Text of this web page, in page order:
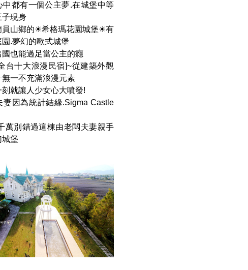
中都有一個公主夢.在城堡中等
子現身
員山鄉的☀希格瑪花園城堡☀有
.夢幻的歐式城堡
也能過足當公主的癮
台十大浪漫民宿]~從建築外觀
一不充滿浪漫元素
刻就讓人少女心大噴發!
妻因為統計結緣.Sigma Castle
萬別錯過這棟由老闆夫妻親手
城堡